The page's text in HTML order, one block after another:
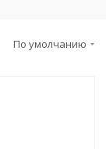
По умолчанию